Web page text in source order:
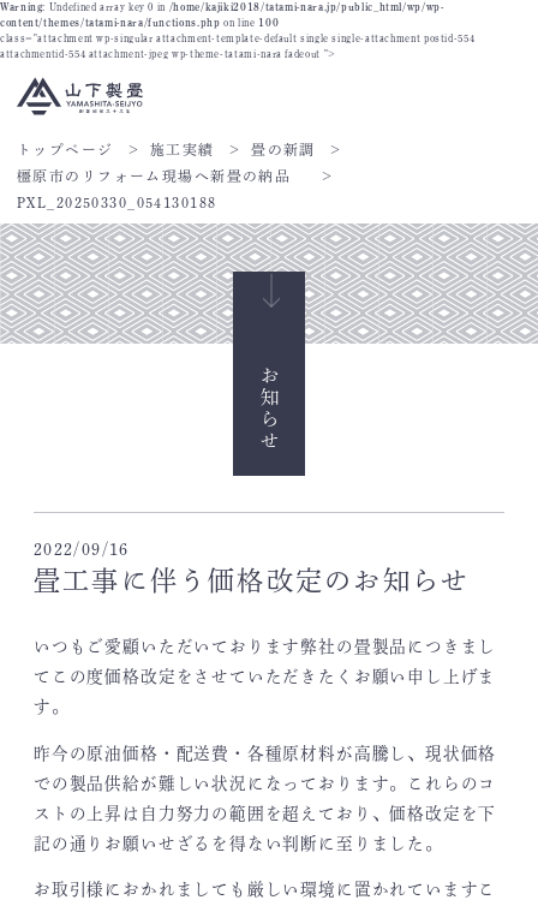
Warning: Undefined array key 0 in /home/kajiki2018/tatami-nara.jp/public_html/wp/wp-
content/themes/tatami-nara/functions.php on line 100
class="attachment wp-singular attachment-template-default single single-attachment postid-554
attachmentid-554 attachment-jpeg wp-theme-tatami-nara fadeout ">
トップページ 施工実績
畳の新調
橿原市のリフォーム現場へ新畳の納品
PXL_20250330_054130188
お知らせ
2022/09/16
畳工事に伴う価格改定のお知らせ
いつもご愛顧いただいております弊社の畳製品につきまし
てこの度価格改定をさせていただきたくお願い申し上げま
す。
昨今の原油価格・配送費・各種原材料が高騰し、現状価格
での製品供給が難しい状況になっております。これらのコ
ストの上昇は自力努力の範囲を超えており、価格改定を下
記の通りお願いせざるを得ない判断に至りました。
お取引様におかれましても厳しい環境に置かれていますこ